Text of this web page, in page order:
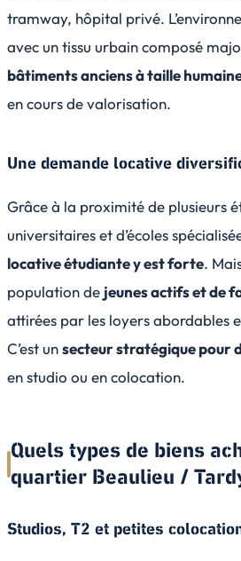
tramway, hôpital privé.
avec un tissu urbain composé
bâtiments anciens à taille
en cours de valorisation.
Une demande locative
Grâce à la proximité de plusieurs
universitaires et d’écoles
locative étudiante y est forte.
population de jeunes actifs et de
attirées par les loyers abordables
C’est unsecteur stratégique pour
en studio ou en colocation.
Quels types de biens
quartier Beaulieu /
Studios, T2 et petites